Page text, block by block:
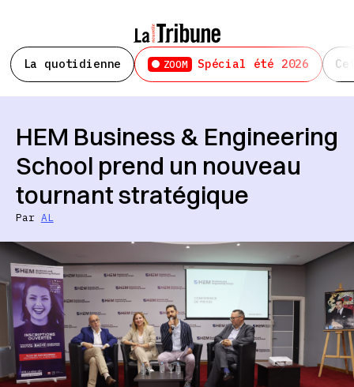
La quotidienne ZOOM Spécial été 2026
HEM Business & Engineering
School prend un nouveau
tournant stratégique
Par AL